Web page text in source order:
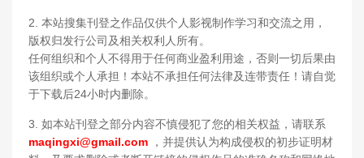
2. 本站搜集刊登之作品仅供个人影视制作学习和交流之用，
版权归发行公司及相关权利人所有。
任何组织和个人不得用于任何商业盈利用途，否则一切后果由
该组织或个人承担！本站不承担任何法律及连带责任！请自觉
于下载后24小时内删除。
3. 如本站刊登之部分内容不慎侵犯了您的相关权益，请联系
maqingxi@gmail.com ，并提供认为构成侵权的初步证明材